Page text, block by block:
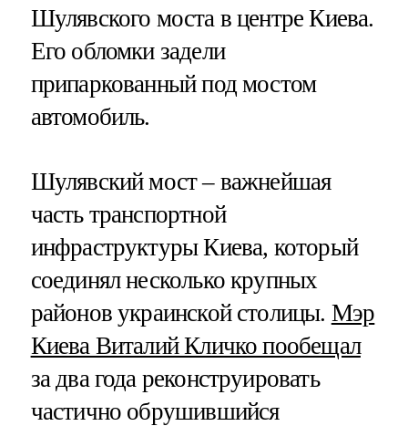
Шулявского моста в центре Киева.
Его обломки задели
припаркованный под мостом
автомобиль.
Шулявский мост – важнейшая
часть транспортной
инфраструктуры Киева, который
соединял несколько крупных
районов украинской столицы. Мэр
Киева Виталий Кличко пообещал
за два года реконструировать
частично обрушившийся